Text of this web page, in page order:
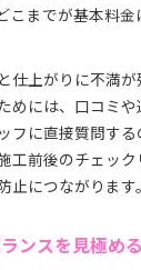
こまでが基本料
仕上がりに不満が
めには、口コミ
フに直接質問す
工前後のチェッ
につながります。
ンスを見極め